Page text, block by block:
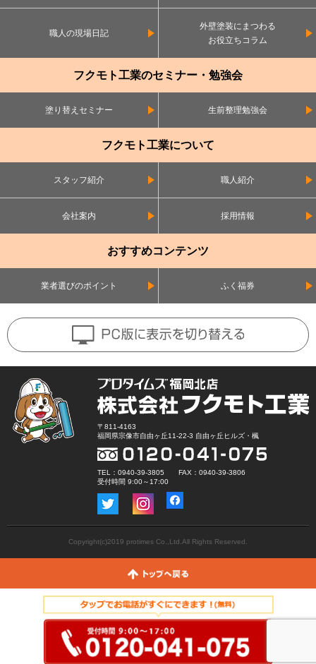
職人の現場日記
外壁塗装にまつわる
お役立ちコラム
フクモト工業のセミナー・勉強会
塗り替えセミナー 生前整理勉強会
フクモト工業について
スタッフ紹介 職人紹介
会社案内 採用情報
おすすめコンテンツ
業者選びのポイント ふく福券
〒811-4163
福岡県宗像市自由ヶ丘11-22-3 自由ヶ丘ヒルズ・楓
TEL：0940-39-3805 FAX：0940-39-3806
受付時間 9:00～17:00
Copyright(c)2019 protimes Co.,Ltd.All Rights Reserved.